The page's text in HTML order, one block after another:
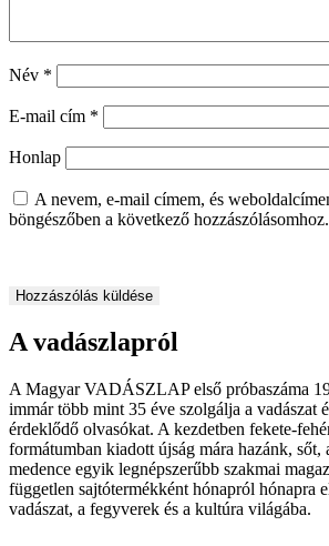
Név *
E-mail cím *
Honlap
A nevem, e-mail címem, és
böngészőben a következő hozzászólásomhoz.
A vadászlapról
A Magyar VADÁSZLAP első próbaszáma
immár több mint 35 éve szolgálja a vadászat
érdeklődő olvasókat. A kezdetben fekete-
formátumban kiadott újság mára hazánk, sőt,
medence egyik legnépszerűbb szakmai
független sajtótermékként hónapról hónapra
vadászat, a fegyverek és a kultúra világába.